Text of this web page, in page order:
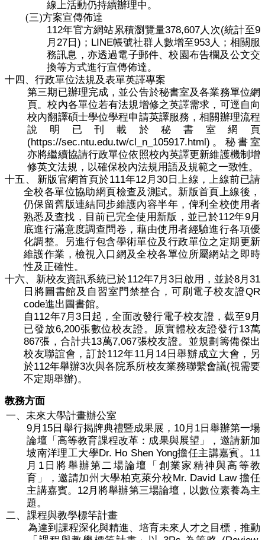
線上活動仍持續辦理中。
(三)方案宣傳佈達
112年官方網站累積瀏覽量378,607人次(統計至9
月27 日) ； LINE帳號社群人數增至953人；相關服
務訊息，亦透過電子郵件、校園布告欄及公文交
換等方式進行宣傳佈達。
十四、 行政單位法規及表單英譯專案
第三期已辦理完成，並公告於秘書室及各業務單位網
頁。校內各單位若有法規增修之英譯需求，可逕自向
校內翻譯碩士學位學程申請英譯服務，相關辦理流程
說明已刊載於秘書室網頁
(https://sec.ntu.edu.tw/cl_n_105917.html) 。秘書室
亦將繼續協請行政單位依照校內英譯更新維護機制增
修英文法規，以確保校內法規用語及規範之一致性。
十五、
新版官網首頁於111年12 月30 日上線，上線前已請
全校各單位協助網頁檢查及測試。新版首頁上線後，
仍保留舊版連結同步維護內容半年，俾利全校使用者
熟悉及查找，目前已完全使用新版，並已於112年9月
底進行滿意度調查問卷，藉由使用者經驗進行各項優
化調整。另進行包含學術單位及行政單位之定期更新
維護作業，檢視入口網及全校各單位所屬網站之即時
性及正確性。
十六、
新校友資訊系統已於112年7月 3日啟用，並於8月31
日將圖書館及自習室門禁整合，可刷電子校友證QR
code進出圖書館。
自112年7月3 日起，全面改發行電子校友證，截至9月
已發放6,200張數位校友證。原實體校友證發行13萬
867張，合計共13萬7,067張校友證。並規劃籌備傑出
校友聯誼會，訂於112年11月 14 日舉辦成立大會，另
於112年舉辦3次與各院系所校友業務聯繫會議(視需要
不定期舉辦)。
教務方面
一、 未來大學計畫辦公室
9月 15 日舉行揭牌典禮暨成果展， 10月 1日舉辦第一場
論壇「高等教育課程改革：成果與展望」，邀請新加
坡南洋理工大學Dr. Ho Shen Yong擔任主講嘉賓。 11
月 1日將舉辦第二場論壇「創業家精神與高等教
育」，邀請加州大學柏克萊分校Mr. David Law擔任
主講嘉賓。 12月將舉辦第三場論壇，以數位素養為主
題。
二、
課程與教學標竿計畫
為達到課程深化與精進、培育未來人才之目標，推動